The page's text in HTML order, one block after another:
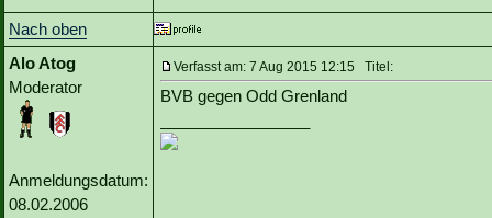
Nach oben
Alo Atog
Moderator
Anmeldungsdatum:
08.02.2006
Verfasst am: 7 Aug 2015 12:15 Titel:
BVB gegen Odd Grenland